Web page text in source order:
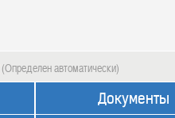
(Определен автоматически)
Документы